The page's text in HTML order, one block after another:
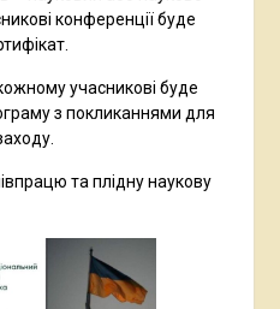
конференції буде
учасникові буде
з покликаннями для
та плідну наукову